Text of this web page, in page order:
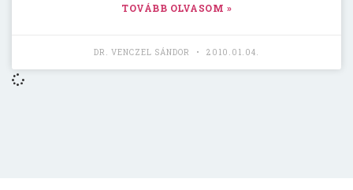
TOVÁBB OLVASOM »
DR. VENCZEL SÁNDOR 2010.01.04.